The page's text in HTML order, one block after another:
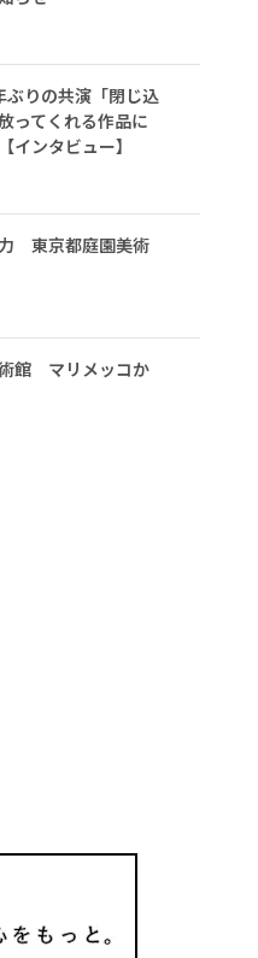
りの共演「閉じ込
ってくれる作品に
ンタビュー】
東京都庭園美術
館 マリメッコか